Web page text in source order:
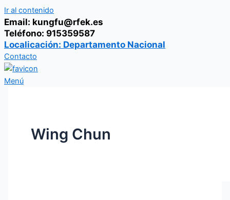
Ir al contenido
Email: kungfu@rfek.es
Teléfono: 915359587
Localicación: Departamento Nacional
Contacto
Menú
Wing Chun